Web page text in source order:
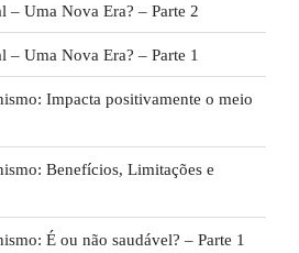
– Uma Nova Era? – Parte 2
Uma Nova Era? – Parte 1
Impacta positivamente o meio
Benefícios, Limitações e
É ou não saudável? – Parte 1